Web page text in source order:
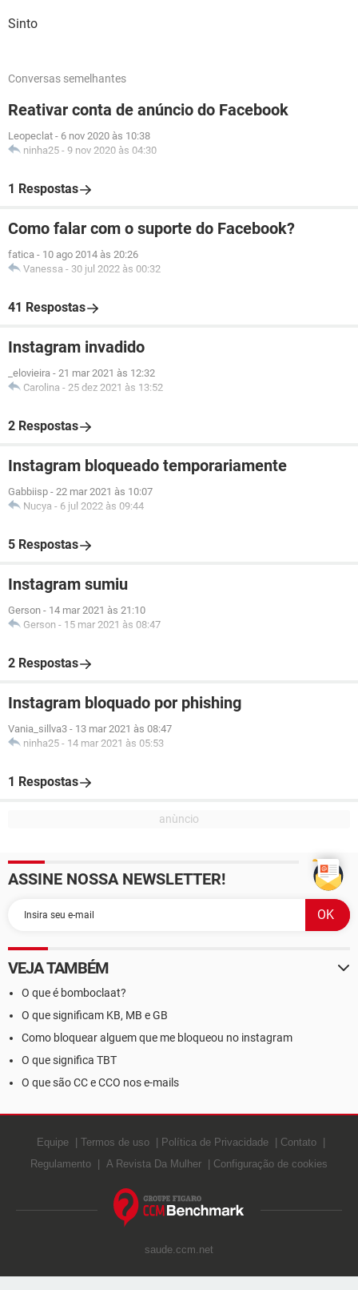
Sinto
Conversas semelhantes
Reativar conta de anúncio do Facebook
Leopeclat - 6 nov 2020 às 10:38
ninha25 - 9 nov 2020 às 04:30
1 Respostas
Como falar com o suporte do Facebook?
fatica - 10 ago 2014 às 20:26
Vanessa - 30 jul 2022 às 00:32
41 Respostas
Instagram invadido
_elovieira - 21 mar 2021 às 12:32
Carolina - 25 dez 2021 às 13:52
2 Respostas
Instagram bloqueado temporariamente
Gabbiisp - 22 mar 2021 às 10:07
Nucya - 6 jul 2022 às 09:44
5 Respostas
Instagram sumiu
Gerson - 14 mar 2021 às 21:10
Gerson - 15 mar 2021 às 08:47
2 Respostas
Instagram bloquado por phishing
Vania_sillva3 - 13 mar 2021 às 08:47
ninha25 - 14 mar 2021 às 05:53
1 Respostas
ASSINE NOSSA NEWSLETTER!
VEJA TAMBÉM
O que é bomboclaat?
O que significam KB, MB e GB
Como bloquear alguem que me bloqueou no instagram
O que significa TBT
O que são CC e CCO nos e-mails
Equipe Termos de uso Política de Privacidade
Contato
Regulamento
A Revista Da Mulher Configuração de cookies
saude.ccm.net